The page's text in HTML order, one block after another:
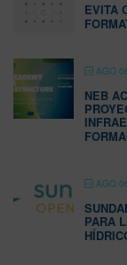
EVITA
AGO
NEB
AGO
PARA